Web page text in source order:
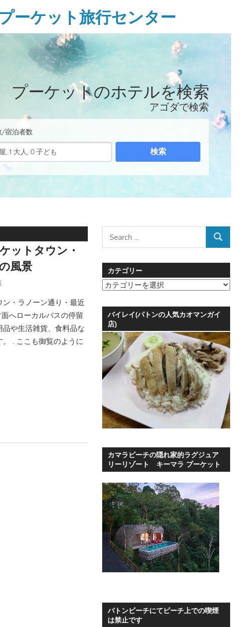
ーケット旅行センター
ットタウン・
風景
・ラノーン通り・最近
へローカルバスの停留
や生活雑貨、食料品な
. ここも御覧のように
SEARCH
カテゴリー
カ
リ
バイレイ(パトンの人気カオマンガイ
店)
カマラビーチの隠れ家的ラグジュア
リーリゾート キーマラ プーケット
パトンビーチにてビーチ上での喫煙
は禁止です